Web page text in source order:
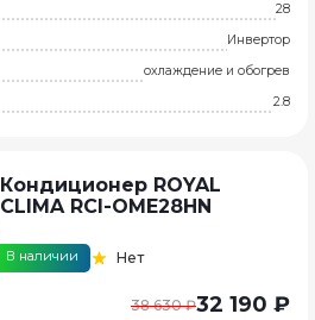
28
Инвертор
охлаждение и обогрев
2.8
Кондиционер ROYAL
CLIMA RCI-OME28HN
В наличии Нет
38 630 ₽32 190 ₽